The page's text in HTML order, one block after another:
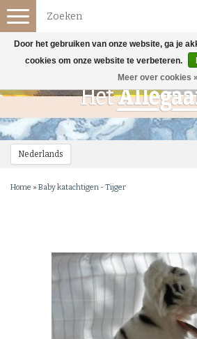
Nederlands
Toggle
navigation
Home » Baby katachtigen - Tijger
Door het gebruiken van onze website, ga je
cookies om onze website te verbeteren.
Meer over cookies »